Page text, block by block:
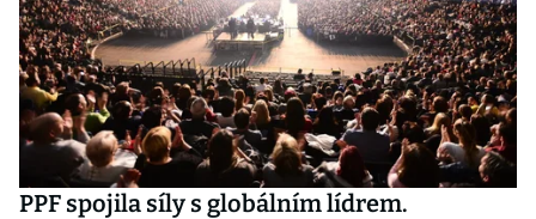
PPF spojila síly s globálním lídrem.